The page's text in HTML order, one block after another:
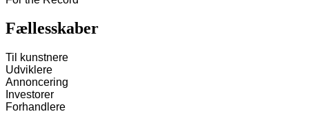
Fællesskaber
Til kunstnere
Udviklere
Annoncering
Investorer
Forhandlere